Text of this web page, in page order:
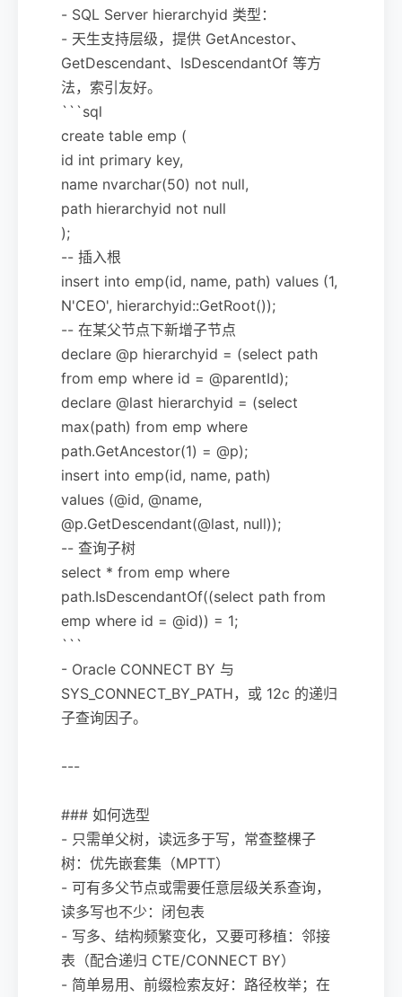
- SQL Server hierarchyid 类型：
- 天生支持层级，提供 GetAncestor、
GetDescendant、IsDescendantOf 等方
法，索引友好。
```sql
create table emp (
id int primary key,
name nvarchar(50) not null,
path hierarchyid not null
);
-- 插入根
insert into emp(id, name, path) values (1,
N'CEO', hierarchyid::GetRoot());
-- 在某父节点下新增子节点
declare @p hierarchyid = (select path
from emp where id = @parentId);
declare @last hierarchyid = (select
max(path) from emp where
path.GetAncestor(1) = @p);
insert into emp(id, name, path)
values (@id, @name,
@p.GetDescendant(@last, null));
-- 查询子树
select * from emp where
path.IsDescendantOf((select path from
emp where id = @id)) = 1;
```
- Oracle CONNECT BY 与
SYS_CONNECT_BY_PATH，或 12c 的递归
子查询因子。
---
### 如何选型
- 只需单父树，读远多于写，常查整棵子
树：优先嵌套集（MPTT）
- 可有多父节点或需要任意层级关系查询，
读多写也不少：闭包表
- 写多、结构频繁变化，又要可移植：邻接
表（配合递归 CTE/CONNECT BY）
- 简单易用、前缀检索友好：路径枚举；在